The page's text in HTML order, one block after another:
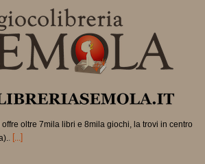
oltre 7mila libri e 8mila giochi, la trovi in centro
. [...]